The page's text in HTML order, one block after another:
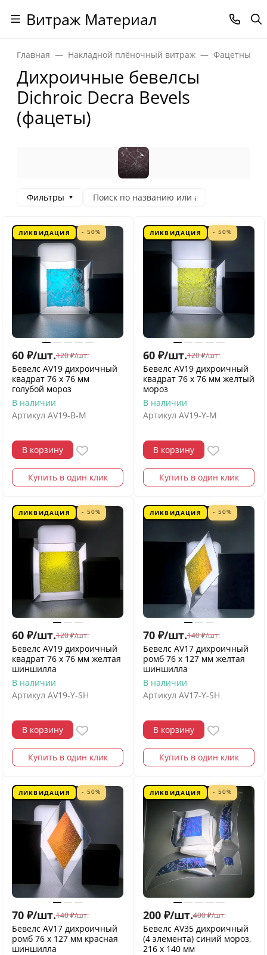
Витраж Материал
Главная Накладной плёночный витраж Фацетные
Дихроичные бевелсы
Dichroic Decra Bevels
(фацеты)
Фильтры
ЛИКВИДАЦИЯ - 50%
60 ₽/шт.120 ₽/шт.
Бевелс AV19 дихроичный
квадрат 76 х 76 мм
голубой мороз
В наличии
Артикул AV19-B-M
В корзину
Купить в один клик
ЛИКВИДАЦИЯ - 50%
60 ₽/шт.120 ₽/шт.
Бевелс AV19 дихроичный
квадрат 76 х 76 мм желтый
мороз
В наличии
Артикул AV19-Y-M
В корзину
Купить в один клик
ЛИКВИДАЦИЯ - 50%
60 ₽/шт.120 ₽/шт.
Бевелс AV19 дихроичный
квадрат 76 х 76 мм желтая
шиншилла
В наличии
Артикул AV19-Y-SH
В корзину
Купить в один клик
ЛИКВИДАЦИЯ - 50%
70 ₽/шт.140 ₽/шт.
Бевелс AV17 дихроичный
ромб 76 х 127 мм желтая
шиншилла
В наличии
Артикул AV17-Y-SH
В корзину
Купить в один клик
ЛИКВИДАЦИЯ - 50%
70 ₽/шт.140 ₽/шт.
Бевелс AV17 дихроичный
ромб 76 х 127 мм красная
шиншилла
ЛИКВИДАЦИЯ - 50%
200 ₽/шт.400 ₽/шт.
Бевелс AV35 дихроичный
(4 элемента) синий мороз,
216 х 140 мм